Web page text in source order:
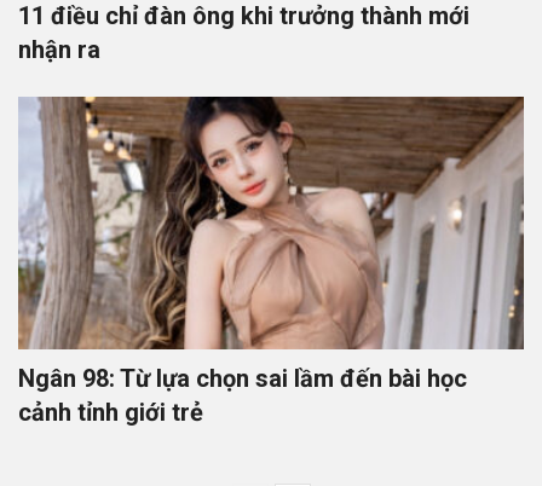
11 điều chỉ đàn ông khi trưởng thành mới
nhận ra
Ngân 98: Từ lựa chọn sai lầm đến bài học
cảnh tỉnh giới trẻ